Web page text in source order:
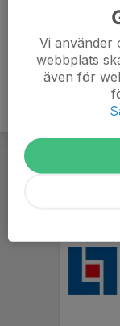
Medlemsavgiften
löpande under året
inte kalenderår.
Vi använder
webbplats
även för